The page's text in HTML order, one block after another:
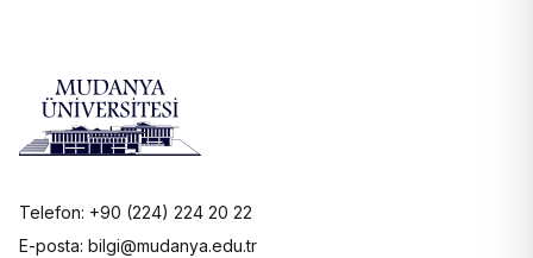
Telefon: +90 (224) 224 20 22
E-posta: bilgi@mudanya.edu.tr